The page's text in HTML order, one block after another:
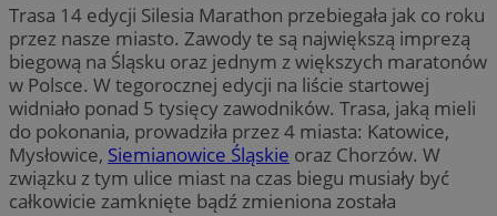
Trasa 14 edycji Silesia Marathon przebiegała jak co roku
przez nasze miasto. Zawody te są największą imprezą
biegową na Śląsku oraz jednym z większych maratonów
w Polsce. W tegorocznej edycji na liście startowej
widniało ponad 5 tysięcy zawodników. Trasa, jaką mieli
do pokonania, prowadziła przez 4 miasta: Katowice,
Mysłowice, Siemianowice Śląskie oraz Chorzów. W
związku z tym ulice miast na czas biegu musiały być
całkowicie zamknięte bądź zmieniona została